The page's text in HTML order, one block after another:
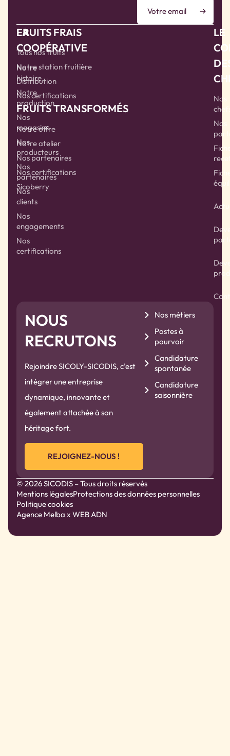
LA
COOPÉRATIVE
Notre
histoire
Notre
production
Nos
magasins
Nos
producteurs
Nos
partenaires
Nos
clients
Nos
engagements
Nos
certifications
FRUITS FRAIS
Tous nos fruits
Notre station fruitière
Distribution
Nos certifications
FRUITS TRANSFORMÉS
Notre offre
Notre atelier
Nos partenaires
Nos certifications
Sicoberry
LE
Nos
Nos
NOUS
RECRUTONS
Rejoindre SICOLY-SICODIS, c’est
intégrer une entreprise
dynamique, innovante et
également attachée à son
héritage fort.
REJOIGNEZ-NOUS !
Nos métiers
Postes à
pourvoir
Candidature
spontanée
Candidature
saisonnière
© 2026 SICODIS – Tous droits réservés
Mentions légalesProtections des données personnelles
Politique cookies
Agence Melba x WEB ADN